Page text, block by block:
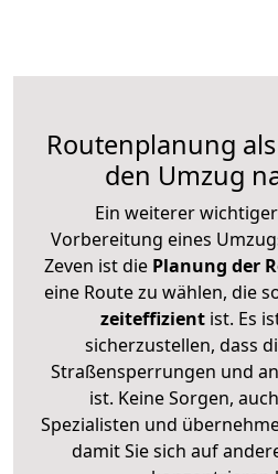
Routenplanung
den Umzug
Ein weiterer
Vorbereitung eines
Zeven ist diePlanung der
eine Route zu wählen, die
zeiteffizientist. Es
sicherzustellen, dass
Straßensperrungen und
ist. Keine Sorgen,
Spezialisten und
damit Sie sich auf